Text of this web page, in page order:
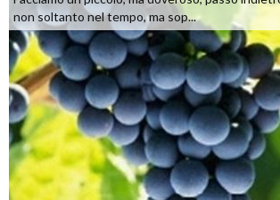
non soltanto nel tempo, ma sop...